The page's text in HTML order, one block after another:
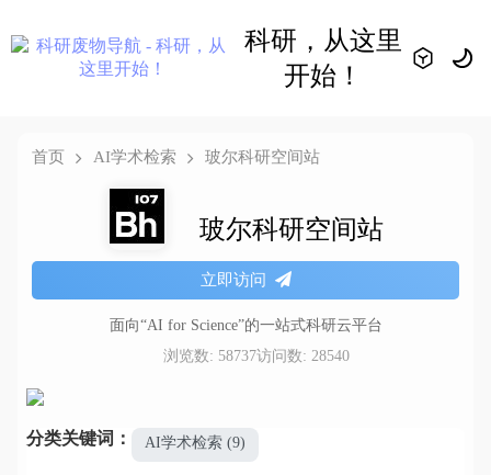
科研，从这里
开始！
首页 AI学术检索 玻尔科研空间站
玻尔科研空间站
立即访问
面向“AI for Science”的一站式科研云平台
浏览数: 58737访问数: 28540
分类关键词： AI学术检索 (9)